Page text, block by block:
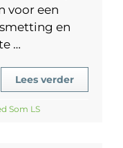
voor een
en
…
Lees verder
Som LS